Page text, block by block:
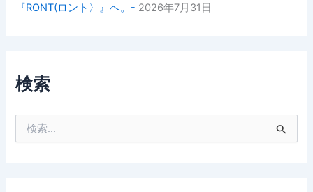
『RONT(ロント〉』へ。- 2026年7月31日
検索